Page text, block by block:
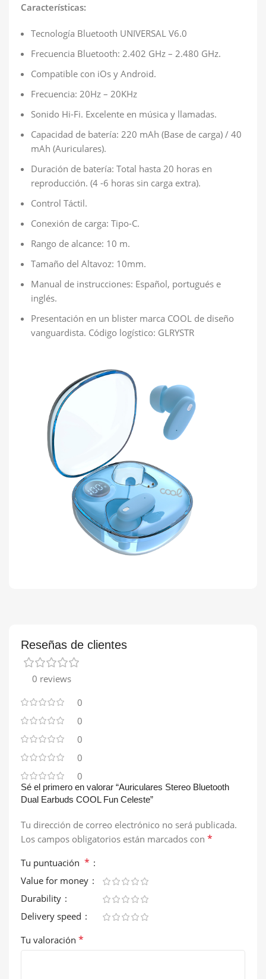
Características:
Tecnología Bluetooth UNIVERSAL V6.0
Frecuencia Bluetooth: 2.402 GHz – 2.480 GHz.
Compatible con iOs y Android.
Frecuencia: 20Hz – 20KHz
Sonido Hi-Fi. Excelente en música y llamadas.
Capacidad de batería: 220 mAh (Base de carga) / 40
mAh (Auriculares).
Duración de batería: Total hasta 20 horas en
reproducción. (4 -6 horas sin carga extra).
Control Táctil.
Conexión de carga: Tipo-C.
Rango de alcance: 10 m.
Tamaño del Altavoz: 10mm.
Manual de instrucciones: Español, portugués e
inglés.
Presentación en un blister marca COOL de diseño
vanguardista. Código logístico: GLRYSTR
Reseñas de clientes
0 reviews
0
0
0
0
0
Sé el primero en valorar “Auriculares Stereo Bluetooth
Dual Earbuds COOL Fun Celeste”
Tu dirección de correo electrónico no será publicada.
Los campos obligatorios están marcados con *
Tu puntuación *
Value for money
Durability
Delivery speed
Tu valoración *